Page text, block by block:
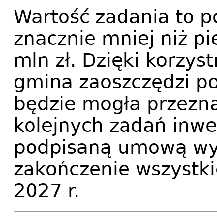
Wartość zadania to
znacznie mniej niż
mln zł. Dzięki
gmina zaoszczędzi
będzie mogła
kolejnych zadań
podpisaną umową
zakończenie
2027 r.